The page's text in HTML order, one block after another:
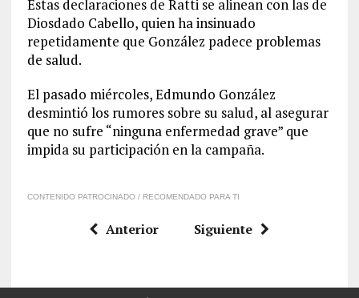
Estas declaraciones de Ratti se alinean con las de
Diosdado Cabello, quien ha insinuado
repetidamente que González padece problemas
de salud.
El pasado miércoles, Edmundo González
desmintió los rumores sobre su salud, al asegurar
que no sufre “ninguna enfermedad grave” que
impida su participación en la campaña.
CONTENIDO PATROCINADO / RECOMENDADO PARA TI
Anterior Siguiente